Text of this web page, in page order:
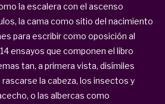
la escalera con el ascenso
la cama como sitio del nacimiento
para escribir como oposición al
ensayos que componen el libro
tan, a primera vista, disímiles
la cabeza, los insectos y
o las albercas como